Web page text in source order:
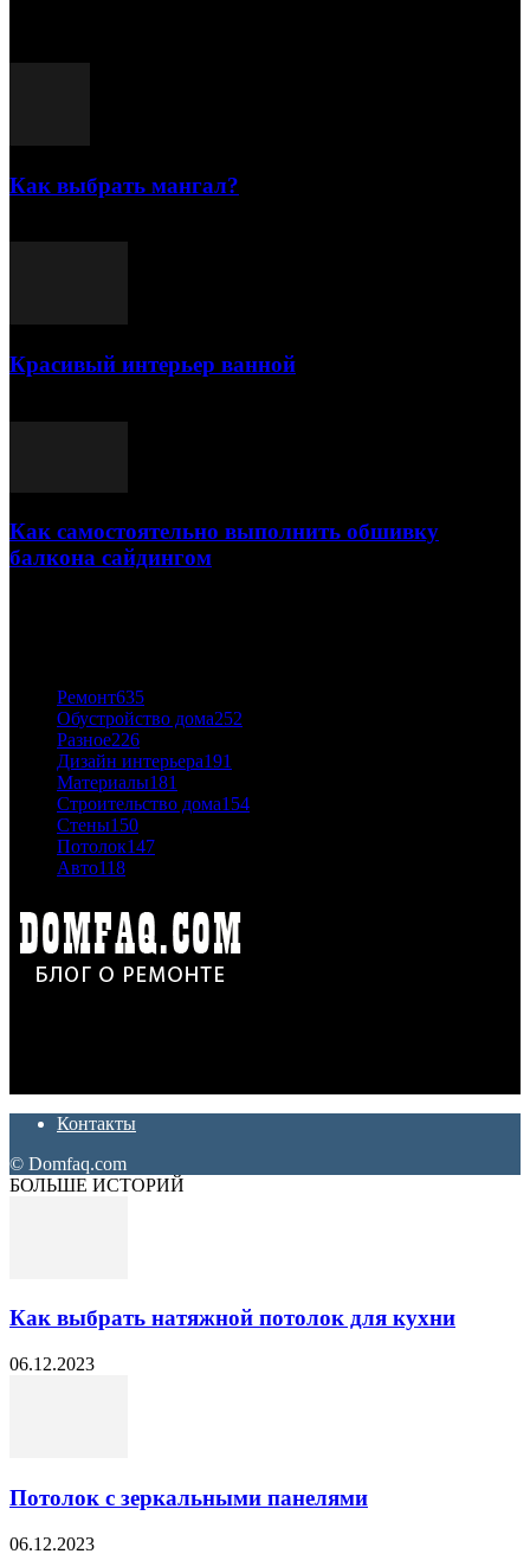
Как выбрать мангал?
Красивый интерьер ванной
Как самостоятельно выполнить обшивку
балкона сайдингом
Ремонт635
Обустройство дома252
Разное226
Дизайн интерьера191
Материалы181
Строительство дома154
Стены150
Потолок147
Авто118
Контакты
© Domfaq.com
БОЛЬШЕ ИСТОРИЙ
Как выбрать натяжной потолок для кухни
06.12.2023
Потолок с зеркальными панелями
06.12.2023